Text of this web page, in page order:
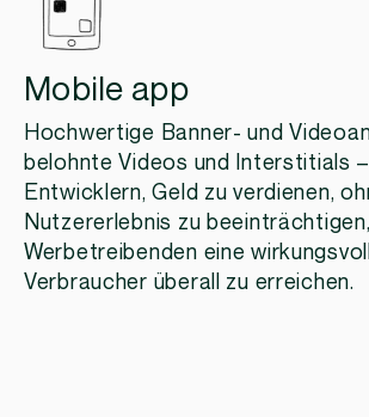
Mobile app
Hochwertige Banner- und
belohnte Videos und Interstitials
Entwicklern, Geld zu verdienen,
Nutzererlebnis zu
Werbetreibenden eine
Verbraucher überall zu erreichen.